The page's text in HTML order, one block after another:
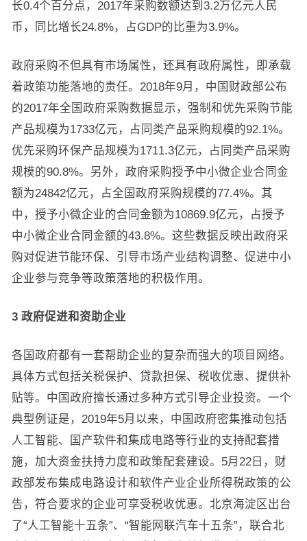
长0.4个百分点，2017年采购数额达到3.2万亿元人民
币，同比增长24.8%，占GDP的比重为3.9%。
政府采购不但具有市场属性，还具有政府属性，即承载
着政策功能落地的责任。2018年9月，中国财政部公布
的2017年全国政府采购数据显示，强制和优先采购节能
产品规模为1733亿元，占同类产品采购规模的92.1%。
优先采购环保产品规模为1711.3亿元，占同类产品采购
规模的90.8%。另外，政府采购授予中小微企业合同金
额为24842亿元，占全国政府采购规模的77.4%。其
中，授予小微企业的合同金额为10869.9亿元，占授予
中小微企业合同金额的43.8%。这些数据反映出政府采
购对促进节能环保、引导市场产业结构调整、促进中小
企业参与竞争等政策落地的积极作用。
3 政府促进和资助企业
各国政府都有一套帮助企业的复杂而强大的项目网络。
具体方式包括关税保护、贷款担保、税收优惠、提供补
贴等。中国政府擅长通过多种方式引导企业投资。一个
典型例证是，2019年5月以来，中国政府密集推动包括
人工智能、国产软件和集成电路等行业的支持配套措
施，加大资金扶持力度和政策配套建设。5月22日，财
政部发布集成电路设计和软件产业企业所得税政策的公
告，符合要求的企业可享受税收优惠。北京海淀区出台
了“人工智能十五条”、“智能网联汽车十五条”，联合北